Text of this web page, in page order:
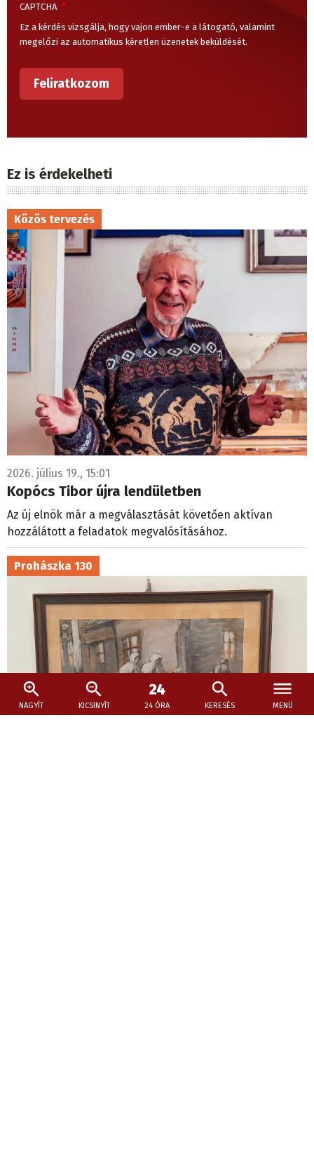
NAGYÍT KICSINYÍT 24 ÓRA KERESÉS MENÜ
CAPTCHA
Ez a kérdés vizsgálja, hogy vajon ember-e a látogató, valamint
megelőzi az automatikus kéretlen üzenetek beküldését.
Ez is érdekelheti
Közös tervezés
2026. július 19., 15:01
Kopócs Tibor újra lendületben
Az új elnök már a megválasztását követően aktívan
hozzálátott a feladatok megvalósításához.
Prohászka 130